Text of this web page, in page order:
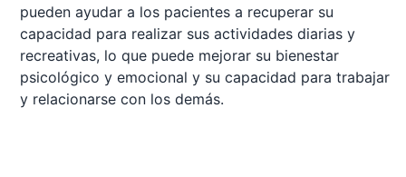
pueden ayudar a los pacientes a recuperar su
capacidad para realizar sus actividades diarias y
recreativas, lo que puede mejorar su bienestar
psicológico y emocional y su capacidad para trabajar
y relacionarse con los demás.